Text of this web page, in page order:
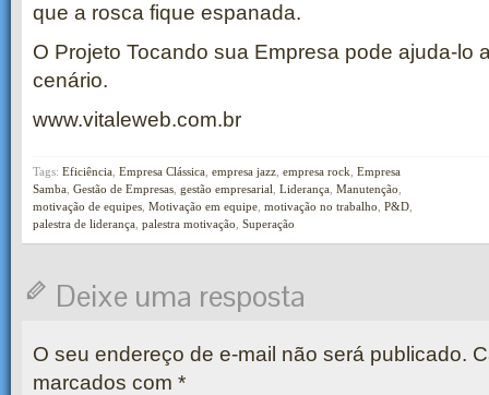
que a rosca fique espanada.
O Projeto Tocando sua Empresa pode ajuda-lo
cenário.
www.vitaleweb.com.br
Tags: Eficiência Empresa Clássica empresa jazz empresa rock Empresa
Samba Gestão de Empresas gestão empresarial Liderança Manutenção
motivação de equipes Motivação em equipe motivação no trabalho P&D
palestra de liderança palestra motivação Superação
Deixe uma resposta
O seu endereço de e-mail não será publicado.
marcados com *